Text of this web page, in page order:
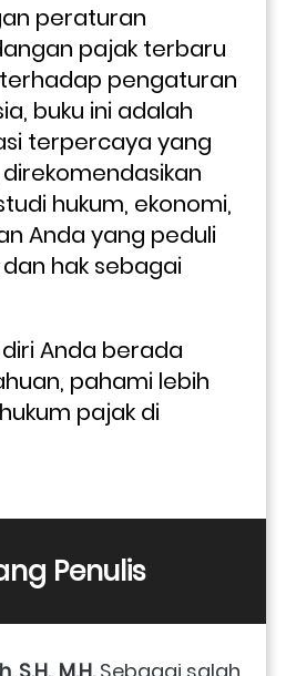
peraturan
pajak terbaru
pengaturan
buku ini adalah
terpercaya yang
hukum, ekonomi,
Anda yang peduli
hak sebagai
Anda berada
pahami lebih
pajak di
Penulis